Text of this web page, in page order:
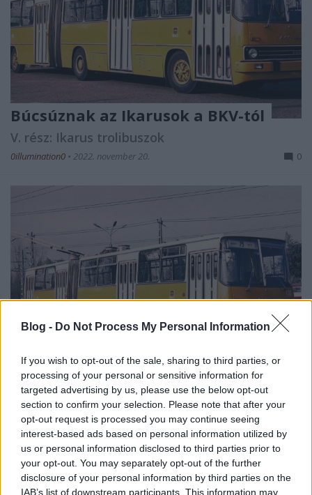
Blog - Do Not Process My Personal Information
If you wish to opt-out of the sale, sharing to third parties, or
processing of your personal or sensitive information for
targeted advertising by us, please use the below opt-out
section to confirm your selection. Please note that after your
opt-out request is processed you may continue seeing
interest-based ads based on personal information utilized by
us or personal information disclosed to third parties prior to
your opt-out. You may separately opt-out of the further
disclosure of your personal information by third parties on the
IAB’s list of downstream participants. This information may
Búcsúznak az Ikarusok a BKV-tól
V. rész: Ikarus trolibuszok
0illumination0 • 2022. november 20. 0
Megtörtént, aminek már rég meg kellett volna
történnie, ma, azaz 2022. november 20-án
elbúcsúztak a BKV-tól a magaspadlós dízel Ikarusok.
A ...